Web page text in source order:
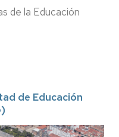
de la Educación
de Educación